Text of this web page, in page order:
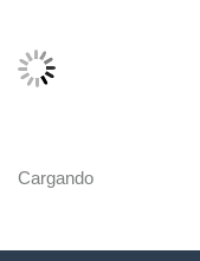
Cargando